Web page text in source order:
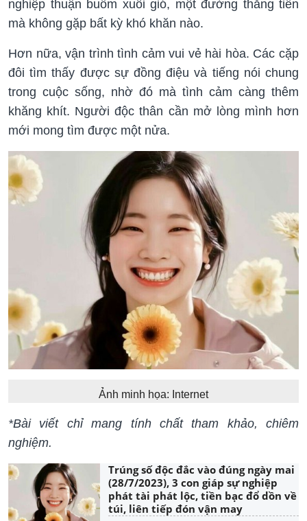
nghiệp thuận buồm xuôi gió, một đường thẳng tiến
mà không gặp bất kỳ khó khăn nào.
Hơn nữa, vận trình tình cảm vui vẻ hài hòa. Các cặp
đôi tìm thấy được sự đồng điệu và tiếng nói chung
trong cuộc sống, nhờ đó mà tình cảm càng thêm
khăng khít. Người độc thân cần mở lòng mình hơn
mới mong tìm được một nửa.
Ảnh minh họa: Internet
*Bài viết chỉ mang tính chất tham khảo, chiêm
nghiệm.
Trúng số độc đắc vào đúng ngày mai
(28/7/2023), 3 con giáp sự nghiệp
phát tài phát lộc, tiền bạc đổ dồn về
túi, liên tiếp đón vận may